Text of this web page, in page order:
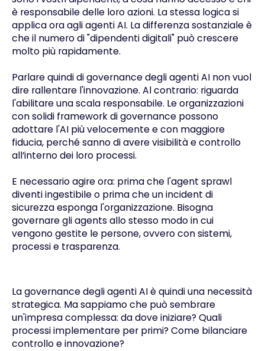
è responsabile delle loro azioni. La stessa logica si
applica ora agli agenti AI. La differenza sostanziale è
che il numero di "dipendenti digitali" può crescere
molto più rapidamente.
Parlare quindi di governance degli agenti AI non vuol
dire rallentare l'innovazione. Al contrario: riguarda
l'abilitare una scala responsabile. Le organizzazioni
con solidi framework di governance possono
adottare l'AI più velocemente e con maggiore
fiducia, perché sanno di avere visibilità e controllo
all’interno dei loro processi.
E necessario agire ora: prima che l'agent sprawl
diventi ingestibile o prima che un incident di
sicurezza esponga l'organizzazione. Bisogna
governare gli agents allo stesso modo in cui
vengono gestite le persone, ovvero con sistemi,
processi e trasparenza.
La governance degli agenti AI è quindi una necessità
strategica. Ma sappiamo che può sembrare
un'impresa complessa: da dove iniziare? Quali
processi implementare per primi? Come bilanciare
controllo e innovazione?